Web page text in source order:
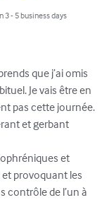
3 - 5 business days
que j’ai omis
Je vais être en
pas cette journée.
et gerbant
et
provoquant les
contrôle de l’un à